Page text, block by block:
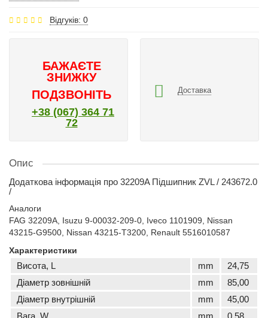
Відгуків: 0
БАЖАЄТЕ
ЗНИЖКУ
ПОДЗВОНІТЬ
+38 (067) 364 71
72
Доставка
Опис
Додаткова інформація про 32209A Підшипник ZVL / 243672.0
/
Аналоги
FAG 32209A, Isuzu 9-00032-209-0, Iveco 1101909, Nissan
43215-G9500, Nissan 43215-T3200, Renault 5516010587
Характеристики
Висота, L mm
24,75
Діаметр зовнішній
mm
85,00
Діаметр внутрішній
mm
45,00
Вага, W
mm 0,58